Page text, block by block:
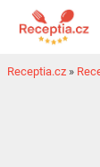
Receptia.cz »